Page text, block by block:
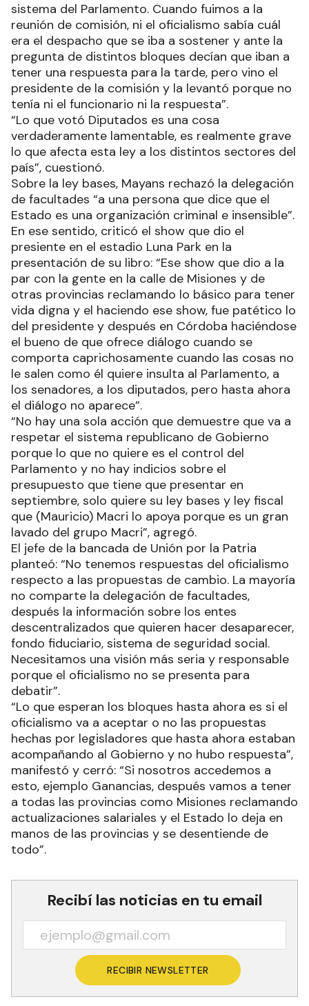
sistema del Parlamento. Cuando fuimos a la
reunión de comisión, ni el oficialismo sabía cuál
era el despacho que se iba a sostener y ante la
pregunta de distintos bloques decían que iban a
tener una respuesta para la tarde, pero vino el
presidente de la comisión y la levantó porque no
tenía ni el funcionario ni la respuesta”.
“Lo que votó Diputados es una cosa
verdaderamente lamentable, es realmente grave
lo que afecta esta ley a los distintos sectores del
país”, cuestionó.
Sobre la ley bases, Mayans rechazó la delegación
de facultades “a una persona que dice que el
Estado es una organización criminal e insensible”.
En ese sentido, criticó el show que dio el
presiente en el estadio Luna Park en la
presentación de su libro: “Ese show que dio a la
par con la gente en la calle de Misiones y de
otras provincias reclamando lo básico para tener
vida digna y el haciendo ese show, fue patético lo
del presidente y después en Córdoba haciéndose
el bueno de que ofrece diálogo cuando se
comporta caprichosamente cuando las cosas no
le salen como él quiere insulta al Parlamento, a
los senadores, a los diputados, pero hasta ahora
el diálogo no aparece”.
“No hay una sola acción que demuestre que va a
respetar el sistema republicano de Gobierno
porque lo que no quiere es el control del
Parlamento y no hay indicios sobre el
presupuesto que tiene que presentar en
septiembre, solo quiere su ley bases y ley fiscal
que (Mauricio) Macri lo apoya porque es un gran
lavado del grupo Macri”, agregó.
El jefe de la bancada de Unión por la Patria
planteó: “No tenemos respuestas del oficialismo
respecto a las propuestas de cambio. La mayoría
no comparte la delegación de facultades,
después la información sobre los entes
descentralizados que quieren hacer desaparecer,
fondo fiduciario, sistema de seguridad social.
Necesitamos una visión más seria y responsable
porque el oficialismo no se presenta para
debatir”.
“Lo que esperan los bloques hasta ahora es si el
oficialismo va a aceptar o no las propuestas
hechas por legisladores que hasta ahora estaban
acompañando al Gobierno y no hubo respuesta”,
manifestó y cerró: “Si nosotros accedemos a
esto, ejemplo Ganancias, después vamos a tener
a todas las provincias como Misiones reclamando
actualizaciones salariales y el Estado lo deja en
manos de las provincias y se desentiende de
todo”.
Recibí las noticias en tu email
RECIBIR NEWSLETTER